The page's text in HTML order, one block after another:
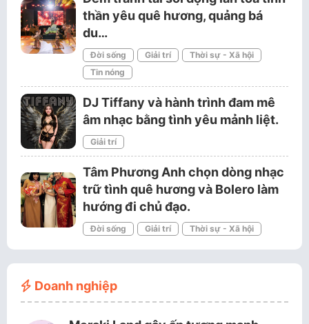
thần yêu quê hương, quảng bá
du…
Đời sống Giải trí
Thời sự - Xã hội
Tin nóng
DJ Tiffany và hành trình đam mê
âm nhạc bằng tình yêu mảnh liệt.
Giải trí
Tâm Phương Anh chọn dòng nhạc
trữ tình quê hương và Bolero làm
hướng đi chủ đạo.
Đời sống Giải trí Thời sự - Xã hội
Doanh nghiệp